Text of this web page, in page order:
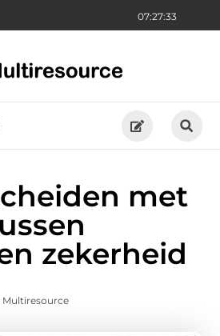
07:27:33
met
zekerheid
Multiresource